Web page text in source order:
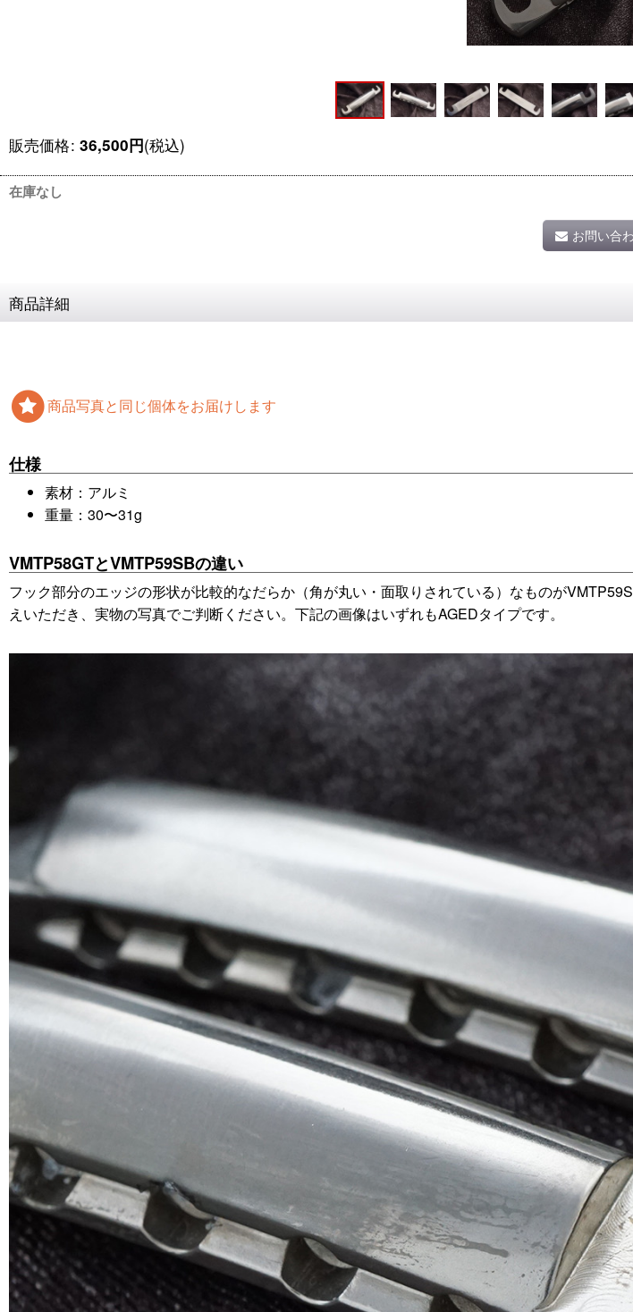
販売価格: 36,500円(税込)
在庫なし
お問い合
商品詳細
商品写真と同じ個体をお届けします
仕様
素材：アルミ
重量：30〜31g
VMTP58GTとVMTP59SBの違い
フック部分のエッジの形状が比較的なだらか（角が丸い・面取りされている）なものが
えいただき、実物の写真でご判断ください。下記の画像はいずれもAGEDタイプです。